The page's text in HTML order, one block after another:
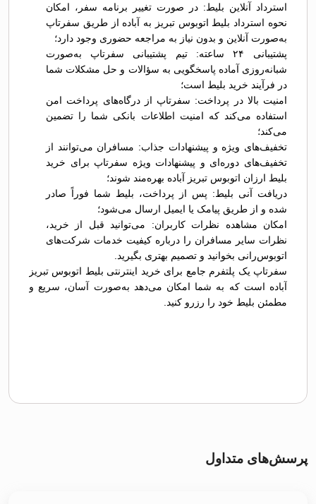
استرداد آنلاین بلیط: در صورت تغییر برنامه سفر، امکان
نحوه استرداد بلیط اتوبوس تبريز به آباده از طریق سفرتاپ
به‌صورت آنلاین و بدون نیاز به مراجعه حضوری وجود دارد؛
پشتیبانی ۲۴ ساعته: تیم پشتیبانی سفرتاپ به‌صورت
شبانه‌روزی آماده پاسخگویی به سؤالات و حل مشکلات شما
در فرآیند خرید بلیط است؛
امنیت بالا در پرداخت: سفرتاپ از درگاه‌های پرداخت امن
استفاده می‌کند که امنیت اطلاعات بانکی شما را تضمین
می‌کند؛
تخفیف‌های ویژه و پیشنهادات جذاب: مسافران می‌توانند از
تخفیف‌های دوره‌ای و پیشنهادات ویژه سفرتاپ برای خرید
بلیط ارزان اتوبوس تبريز آباده بهره‌مند شوند؛
دریافت آنی بلیط: پس از پرداخت، بلیط شما فوراً صادر
شده و از طریق پیامک یا ایمیل ارسال می‌شود؛
امکان مشاهده نظرات کاربران: می‌توانید قبل از خرید،
نظرات سایر مسافران را درباره کیفیت خدمات شرکت‌های
اتوبوس‌رانی بخوانید و تصمیم بهتری بگیرید.
سفرتاپ یک پلتفرم جامع برای خرید اینترنتی بلیط اتوبوس تبريز
آباده است که به شما امکان می‌دهد به‌صورت آسان، سریع و
مطمئن بلیط خود را رزرو کنید.
پرسش‌های متداول